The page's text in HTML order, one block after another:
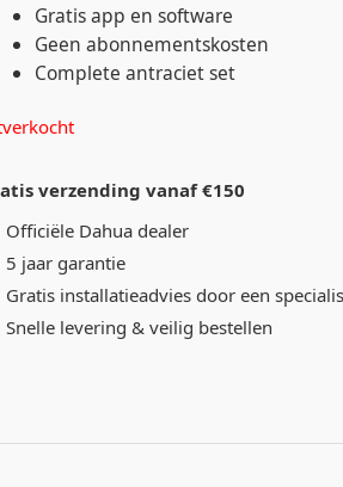
Gratis app en software
Geen abonnementskosten
Complete antraciet set
verzending vanaf €150
Officiële Dahua dealer
5 jaar garantie
Gratis installatieadvies door een
Snelle levering & veilig bestellen